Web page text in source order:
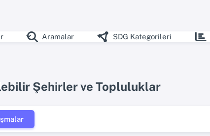
Aramalar SDG Kategorileri
Şehirler ve Topluluklar